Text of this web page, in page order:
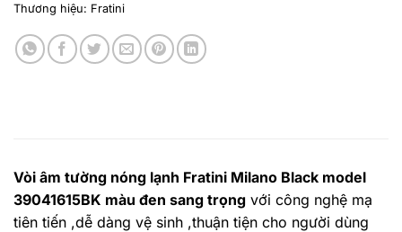
Thương hiệu: Fratini
Vòi âm tường nóng lạnh Fratini Milano Black model
39041615BK màu đen sang trọng với công nghệ mạ
tiên tiến ,dễ dàng vệ sinh ,thuận tiện cho người dùng